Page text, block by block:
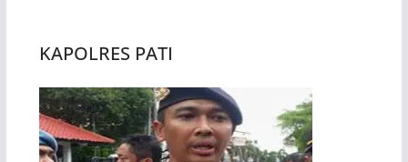
KAPOLRES PATI